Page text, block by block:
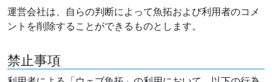
運営会社は、自らの判断によって魚拓および利用者のコメ
ントを削除することができるものとします。
禁止事項